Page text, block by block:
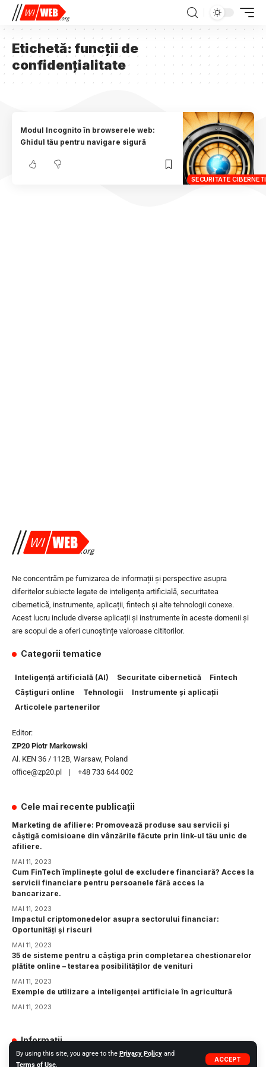
By using this site, you agree to the Privacy Policy and
Terms of Use.
ACCEPT
Etichetă: funcții de
confidențialitate
SECURITATE
Modul Incognito în browserele web:
Ghidul tău pentru navigare sigură
Ne concentrăm pe furnizarea de informații și perspective asupra
diferitelor subiecte legate de inteligența artificială, securitatea
cibernetică, instrumente, aplicații, fintech și alte tehnologii conexe.
Acest lucru include diverse aplicații și instrumente în aceste domenii și
are scopul de a oferi cunoștințe valoroase cititorilor.
Categorii tematice
Inteligență artificială (AI) Securitate cibernetică
Fintech
Câștiguri online
Tehnologii
Instrumente și aplicații
Articolele partenerilor
Editor:
ZP20 Piotr Markowski
Al. KEN 36 / 112B, Warsaw, Poland
office@zp20.pl | +48 733 644 002
Cele mai recente publicații
Marketing de afiliere: Promovează produse sau servicii și
câștigă comisioane din vânzările făcute prin link-ul tău unic de
afiliere.
MAI 11, 2023
Cum FinTech împlinește golul de excludere financiară? Acces la
servicii financiare pentru persoanele fără acces la
bancarizare.
MAI 11, 2023
Impactul criptomonedelor asupra sectorului financiar:
Oportunități și riscuri
MAI 11, 2023
35 de sisteme pentru a câștiga prin completarea chestionarelor
plătite online – testarea posibilităților de venituri
MAI 11, 2023
Exemple de utilizare a inteligenței artificiale în agricultură
MAI 11, 2023
Informații
GDPR